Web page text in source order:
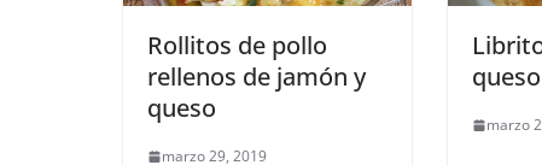
Rollitos de pollo
rellenos de jamón y
queso
marzo 29, 2019
queso
marzo